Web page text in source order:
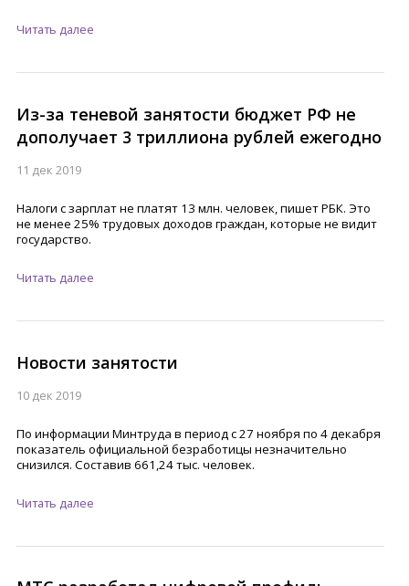
Читать далее
Из-за теневой занятости бюджет РФ не
дополучает 3 триллиона рублей ежегодно
11 дек 2019
Налоги с зарплат не платят 13 млн. человек, пишет РБК. Это
не менее 25% трудовых доходов граждан, которые не видит
государство.
Читать далее
Новости занятости
10 дек 2019
По информации Минтруда в период с 27 ноября по 4 декабря
показатель официальной безработицы незначительно
снизился. Составив 661,24 тыс. человек.
Читать далее